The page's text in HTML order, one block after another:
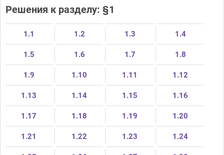
Решения к разделу: §1
1.1 1.2 1.3 1.4
1.5 1.6 1.7 1.8
1.9 1.10 1.11 1.12
1.13 1.14 1.15 1.16
1.17 1.18 1.19 1.20
1.21 1.22 1.23 1.24